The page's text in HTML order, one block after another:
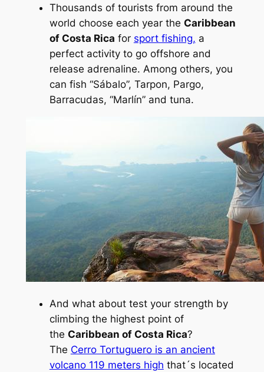
Thousands of tourists from around the
world choose each year the Caribbean
of Costa Rica for sport fishing, a
perfect activity to go offshore and
release adrenaline. Among others, you
can fish “Sábalo”, Tarpon, Pargo,
Barracudas, “Marlín” and tuna.
And what about test your strength by
climbing the highest point of
the Caribbean of Costa Rica?
The Cerro Tortuguero is an ancient
volcano 119 meters high that´s located